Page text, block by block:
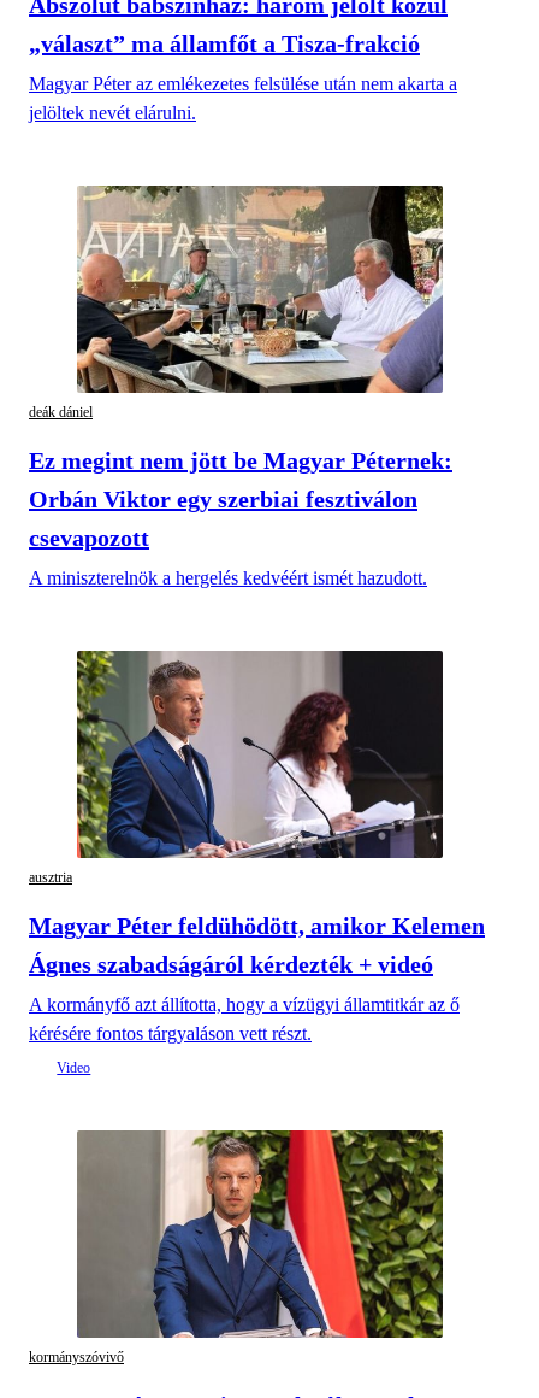
„választ” ma államfőt a Tisza-frakció
Magyar Péter az emlékezetes felsülése után nem akarta a
jelöltek nevét elárulni.
deák dániel
Ez megint nem jött be Magyar Péternek:
Orbán Viktor egy szerbiai fesztiválon
csevapozott
A miniszterelnök a hergelés kedvéért ismét hazudott.
ausztria
Magyar Péter feldühödött, amikor Kelemen
Ágnes szabadságáról kérdezték + videó
A kormányfő azt állította, hogy a vízügyi államtitkár az ő
kérésére fontos tárgyaláson vett részt.
kormányszóvivő